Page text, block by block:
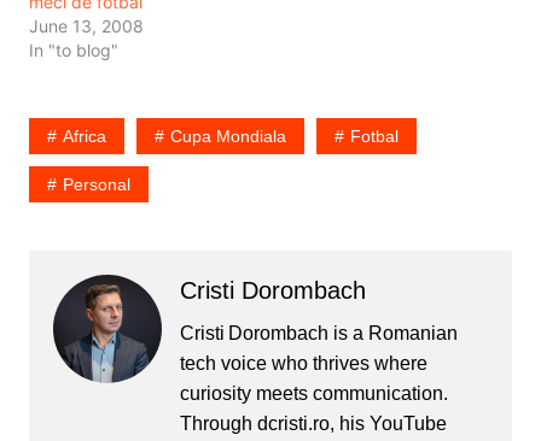
June 13, 2008
In "to blog"
Africa Cupa Mondiala Fotbal
Personal
Cristi Dorombach
Cristi Dorombach is a Romanian
tech voice who thrives where
curiosity meets communication.
Through dcristi.ro, his YouTube